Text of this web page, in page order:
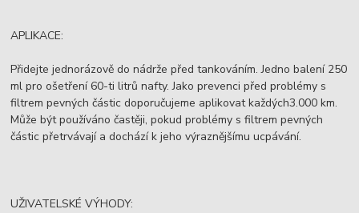
APLIKACE:
Přidejte jednorázově do nádrže před tankováním. Jedno balení 250
ml pro ošetření 60-ti litrů nafty. Jako prevenci před problémy s
filtrem pevných částic doporučujeme aplikovat každých3.000 km.
Může být používáno častěji, pokud problémy s filtrem pevných
částic přetrvávají a dochází k jeho výraznějšímu ucpávání.
UŽIVATELSKÉ VÝHODY: